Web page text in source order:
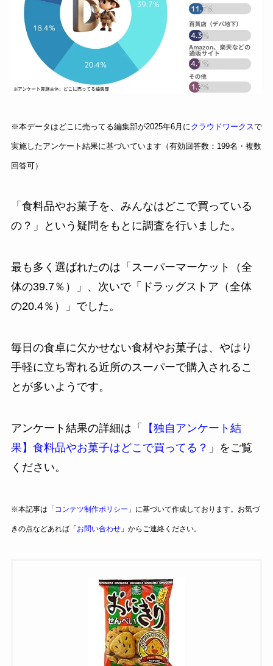
※本データはどこに売ってる編集部が2025年6月にクラウドワークスで
実施したアンケート結果に基づいています（有効回答数：199名・複数
回答可）
「食料品やお菓子を、みんなはどこで買っている
の？」という疑問をもとに調査を行いました。
最も多く選ばれたのは「スーパーマーケット（全
体の39.7％）」、次いで「ドラッグストア（全体
の20.4％）」でした。
毎日の食卓に欠かせない食材やお菓子は、やはり
手軽に立ち寄れる近所のスーパーで購入されるこ
とが多いようです。
アンケート結果の詳細は「
【独自アンケート結
果】食料品やお菓子はどこで買ってる？ 」をご覧
ください。
※本記事は「 コンテツ制作ポリシー 」に基づいて作成しております。お気づ
きの点などあれば「 お問い合わせ」からご連絡ください。